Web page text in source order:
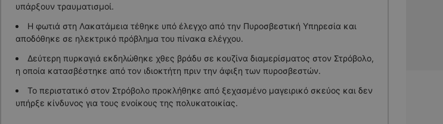
υπάρξουν τραυματισμοί.
Η φωτιά στη Λακατάμεια τέθηκε υπό έλεγχο από την Πυροσβεστική Υπηρεσία και
αποδόθηκε σε ηλεκτρικό πρόβλημα του πίνακα ελέγχου.
Δεύτερη πυρκαγιά εκδηλώθηκε χθες βράδυ σε κουζίνα διαμερίσματος στον Στρόβολο,
η οποία κατασβέστηκε από τον ιδιοκτήτη πριν την άφιξη των πυροσβεστών.
Το περιστατικό στον Στρόβολο προκλήθηκε από ξεχασμένο μαγειρικό σκεύος και δεν
υπήρξε κίνδυνος για τους ενοίκους της πολυκατοικίας.